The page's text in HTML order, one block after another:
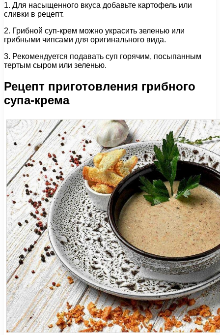
1. Для насыщенного вкуса добавьте картофель или
сливки в рецепт.
2. Грибной суп-крем можно украсить зеленью или
грибными чипсами для оригинального вида.
3. Рекомендуется подавать суп горячим, посыпанным
тертым сыром или зеленью.
Рецепт приготовления грибного
супа-крема